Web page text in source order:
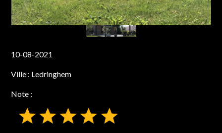
10-08-2021
Ville : Ledringhem
Note :